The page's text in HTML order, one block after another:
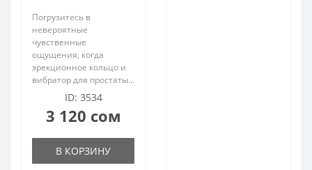
Погрузитесь в
невероятные
чувственные
ощущения, когда
эрекционное кольцо и
вибратор для простаты...
ID: 3534
3 120 сом
В КОРЗИНУ